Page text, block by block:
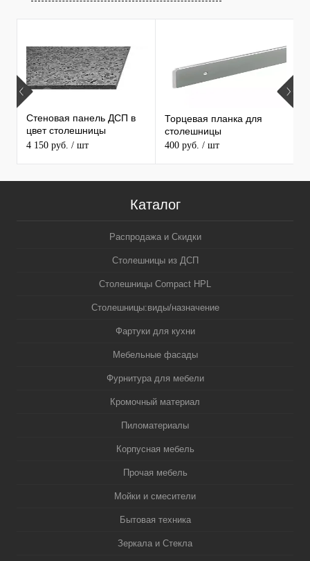
ПРОДАВАЕМЫЕ ТОВАРЫ
Стеновая панель ДСП в
цвет столешницы
MAERSS
4 150 руб. / шт
Торцевая планка для
столешницы
400 руб. / шт
Каталог
Распродажа и Скидки
Столешницы из ДСП
Столешницы Compact HPL
Столешницы:виды/назначение
Фартуки для кухни
Мебельные фасады
Фурнитура для мебели
Кромочный материал
Пиломатериалы
Корпусная мебель
Прочая мебель
Мойки и смесители
Бытовая техника
Зеркала и Стекла